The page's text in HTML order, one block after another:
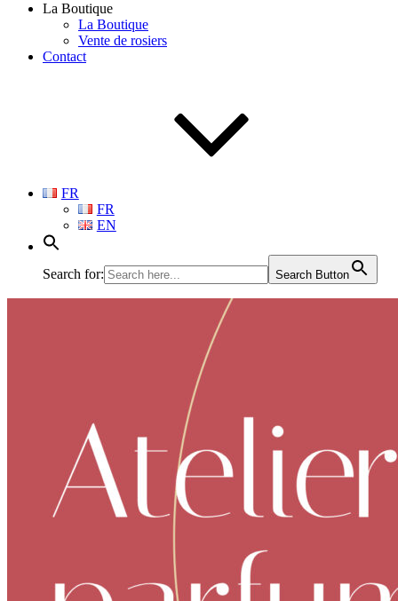
La Boutique
La Boutique
Vente de rosiers
Contact
FR
FR
EN
Search for: Search Button